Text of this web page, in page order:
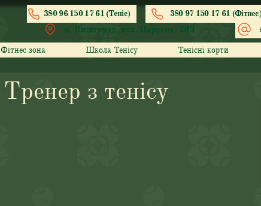
380 96 150 17 61 (Теніс) 380 97 150 17 61 (Фітнес)
м. Вишгород, вул. Парусна, 203
Фітнес зона Школа Тенісу Тенісні корти
Тренер з тенісу